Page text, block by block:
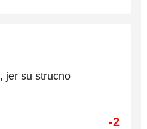
jer su strucno
-2